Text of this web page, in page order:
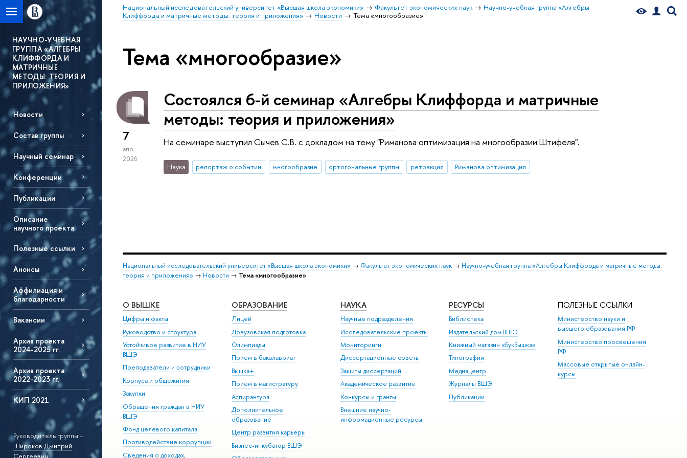
Национальный исследовательский университет «Высшая школа экономики» Факультет экономических наук
Научно-учебная группа «Алгебры
Клиффорда и матричные методы: теория и приложения»
Новости Тема «многообразие»
НАУЧНО-УЧЕБНАЯ
ГРУППА «АЛГЕБРЫ
КЛИФФОРДА И
МАТРИЧНЫЕ
МЕТОДЫ: ТЕОРИЯ И
ПРИЛОЖЕНИЯ»
Новости
Состав группы
Научный семинар
Конференции
Публикации
Описание
научного проекта
Полезные ссылки
Анонсы
Аффилиация и
благодарности
Вакансии
Архив проекта
2024-2025 гг.
Архив проекта
2022-2023 гг.
КИП 2021
Руководитель группы –
Широков Дмитрий
Сергеевич
Тема «многообразие»
7
апр
2026
Состоялся 6-й семинар «Алгебры Клиффорда и матричные
методы: теория и приложения»
На семинаре выступил Сычев С.В. с докладом на тему "Риманова оптимизация на многообразии Штифеля".
Наука репортаж о событии многообразие ортогональные группы ретракция Риманова оптимизация
Национальный исследовательский университет «Высшая школа экономики» → Факультет экономических наук → Научно-учебная группа «Алгебры Клиффорда и матричные методы:
теория и приложения» → Новости → Тема «многообразие»
О ВЫШКЕ
Цифры и факты
Руководство и структура
Устойчивое развитие в НИУ
ВШЭ
Преподаватели и сотрудники
Корпуса и общежития
Закупки
Обращения граждан в НИУ
ВШЭ
Фонд целевого капитала
Противодействие коррупции
Сведения о доходах,
ОБРАЗОВАНИЕ
Лицей
Довузовская подготовка
Олимпиады
Прием в бакалавриат
Вышка+
Прием в магистратуру
Аспирантура
Дополнительное
образование
Центр развития карьеры
Бизнес-инкубатор ВШЭ
НАУКА
Научные подразделения
Исследовательские проекты
Мониторинги
Диссертационные советы
Защиты диссертаций
Академическое развитие
Конкурсы и гранты
Внешние научно-
информационные ресурсы
РЕСУРСЫ
Библиотека
Издательский дом ВШЭ
Книжный магазин «БукВышка»
Типография
Медиацентр
Журналы ВШЭ
Публикации
ПОЛЕЗНЫЕ ССЫЛКИ
Министерство науки и
высшего образования РФ
Министерство просвещения
РФ
Массовые открытые онлайн-
курсы